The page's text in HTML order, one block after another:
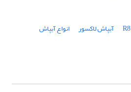
آبپاش لاکسور انواع آبپاش